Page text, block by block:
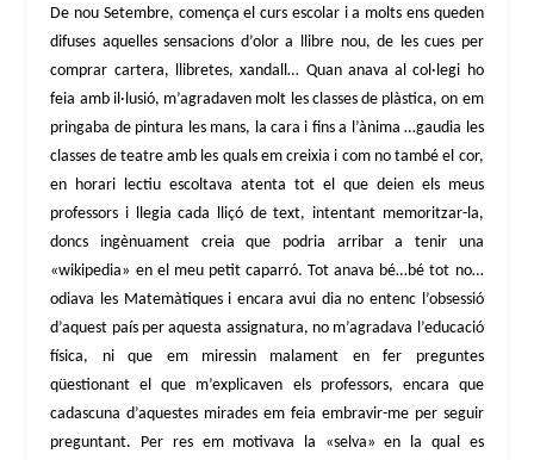
De nou Setembre, comença el curs escolar i a molts ens queden
difuses aquelles sensacions d’olor a llibre nou, de les cues per
comprar cartera, llibretes, xandall… Quan anava al col·legi ho
feia amb il·lusió, m’agradaven molt les classes de plàstica, on em
pringaba de pintura les mans, la cara i fins a l’ànima …gaudia les
classes de teatre amb les quals em creixia i com no també el cor,
en horari lectiu escoltava atenta tot el que deien els meus
professors i llegia cada lliçó de text, intentant memoritzar-la,
doncs ingènuament creia que podria arribar a tenir una
«wikipedia» en el meu petit caparró. Tot anava bé…bé tot no…
odiava les Matemàtiques i encara avui dia no entenc l’obsessió
d’aquest país per aquesta assignatura, no m’agradava l’educació
física, ni que em miressin malament en fer preguntes
qüestionant el que m’explicaven els professors, encara que
cadascuna d’aquestes mirades em feia embravir-me per seguir
preguntant. Per res em motivava la «selva» en la qual es